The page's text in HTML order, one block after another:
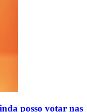
posso votar nas